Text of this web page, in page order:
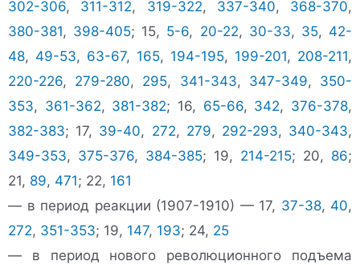
302-306, 311-312, 319-322, 337-340, 368-370,
380-381, 398-405; 15, 5-6, 20-22, 30-33, 35, 42-
48, 49-53, 63-67, 165, 194-195, 199-201, 208-211,
220-226, 279-280, 295, 341-343, 347-349, 350-
353, 361-362, 381-382; 16, 65-66, 342, 376-378,
382-383; 17, 39-40, 272, 279, 292-293, 340-343,
349-353, 375-376, 384-385; 19, 214-215; 20, 86;
21, 89, 471; 22, 161
— в период реакции (1907-1910) — 17, 37-38, 40,
272, 351-353; 19, 147, 193; 24, 25
— в период нового революционного подъема